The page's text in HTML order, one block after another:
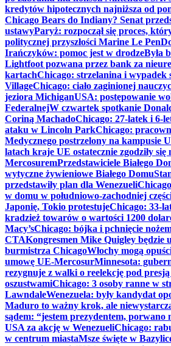
kredytów hipotecznych najniższa od
Chicago Bears do Indiany? Senat
ustawyParyż: rozpoczął się proces,
politycznej przyszłości Marine Le Pen
Irańczyków: pomoc jest w drodzeByła
Lightfoot pozwana przez bank za
kartachChicago: strzelanina i wypadek
VillageChicago: ciało zaginionej
jeziora MichiganUSA: postępowanie
FederalnejW czwartek spotkanie
Coriną MachadoChicago: 27-latek i 6-
ataku w Lincoln ParkChicago:
Medycznego postrzelony na kampusie
latach kraje UE ostatecznie zgodziły się
MercosuremPrzedstawiciele Białego
wytyczne żywieniowe Białego Domu
przedstawiły plan dla Wenezueli
w domu w południowo-zachodniej
Japonię, Tokio protestujeChicago: 33-
kradzież towarów o wartości 1200
Macy’sChicago: bójka i pchnięcie
CTAKongresmen Mike Quigley będzie
burmistrza ChicagoWłochy mogą
umowę UE-MercosurMinnesota:
rezygnuje z walki o reelekcję pod
oszustwamiChicago: 3 osoby ranne w
LawndaleWenezuela: były kandydat
Maduro to ważny krok, ale
sądem: “jestem prezydentem, porwano
USA za akcję w WenezueliChicago:
w centrum miastaMsze święte w